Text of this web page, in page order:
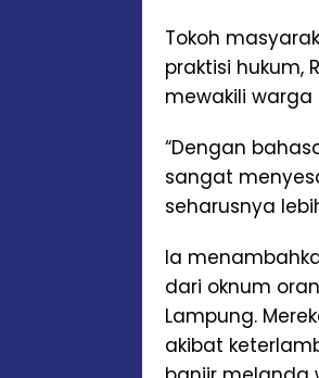
Tokoh
praktisi hukum,
mewakili warga
“Dengan
sangat
seharusnya
Ia
dari oknum
Lampung.
akibat